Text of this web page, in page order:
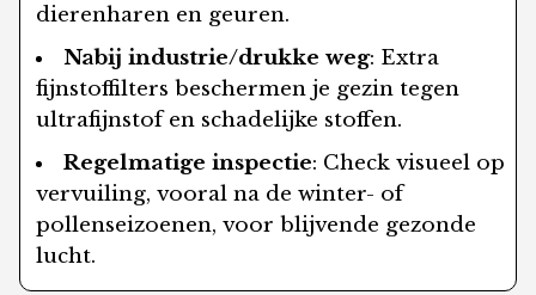
dierenharen en geuren.
Nabij industrie/drukke weg: Extra
fijnstoffilters beschermen je gezin tegen
ultrafijnstof en schadelijke stoffen.
Regelmatige inspectie: Check visueel op
vervuiling, vooral na de winter- of
pollenseizoenen, voor blijvende gezonde
lucht.